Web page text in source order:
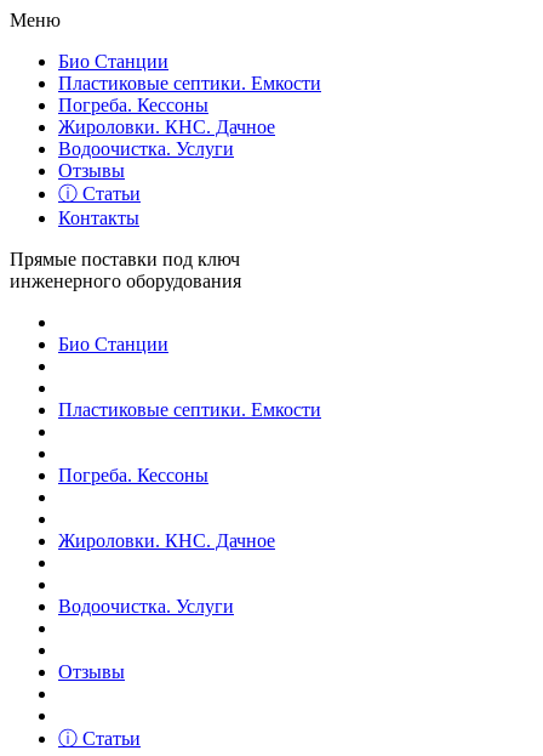
Меню
Био Станции
Пластиковые септики. Емкости
Погреба. Кессоны
Жироловки. КНС. Дачное
Водоочистка. Услуги
Отзывы
ⓘ Статьи
Контакты
Прямые поставки под ключ
инженерного оборудования
Био Станции
Пластиковые септики. Емкости
Погреба. Кессоны
Жироловки. КНС. Дачное
Водоочистка. Услуги
Отзывы
ⓘ Статьи